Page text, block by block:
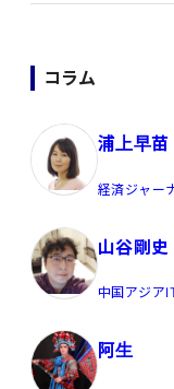
コラム
浦上早苗
経済ジャー
山谷剛史
中国アジア
阿生